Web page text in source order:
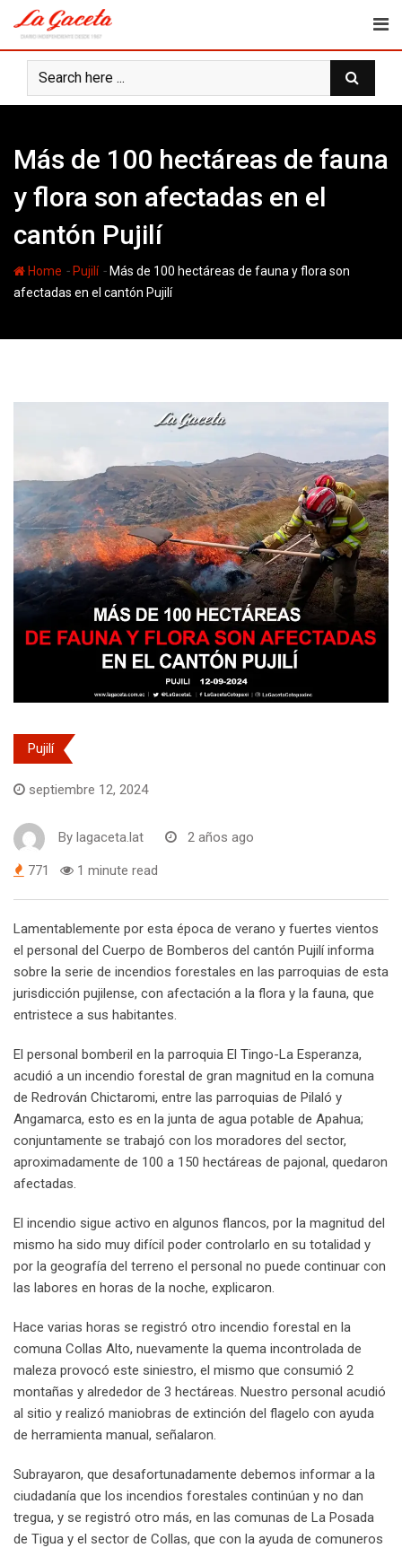
content
Más de 100 hectáreas de fauna
y flora son afectadas en el
cantón Pujilí
Home - Pujilí- Más de 100 hectáreas de fauna y flora son
afectadas en el cantón Pujilí
Pujilí
septiembre 12, 2024
By lagaceta.lat 2 años ago
771 1 minute read
Lamentablemente por esta época de verano y fuertes vientos
el personal del Cuerpo de Bomberos del cantón Pujilí informa
sobre la serie de incendios forestales en las parroquias de esta
jurisdicción pujilense, con afectación a la flora y la fauna, que
entristece a sus habitantes.
El personal bomberil en la parroquia El Tingo-La Esperanza,
acudió a un incendio forestal de gran magnitud en la comuna
de Redrován Chictaromi, entre las parroquias de Pilaló y
Angamarca, esto es en la junta de agua potable de Apahua;
conjuntamente se trabajó con los moradores del sector,
aproximadamente de 100 a 150 hectáreas de pajonal, quedaron
afectadas.
El incendio sigue activo en algunos flancos, por la magnitud del
mismo ha sido muy difícil poder controlarlo en su totalidad y
por la geografía del terreno el personal no puede continuar con
las labores en horas de la noche, explicaron.
Hace varias horas se registró otro incendio forestal en la
comuna Collas Alto, nuevamente la quema incontrolada de
maleza provocó este siniestro, el mismo que consumió 2
montañas y alrededor de 3 hectáreas. Nuestro personal acudió
al sitio y realizó maniobras de extinción del flagelo con ayuda
de herramienta manual, señalaron.
Subrayaron, que desafortunadamente debemos informar a la
ciudadanía que los incendios forestales continúan y no dan
tregua, y se registró otro más, en las comunas de La Posada
de Tigua y el sector de Collas, que con la ayuda de comuneros